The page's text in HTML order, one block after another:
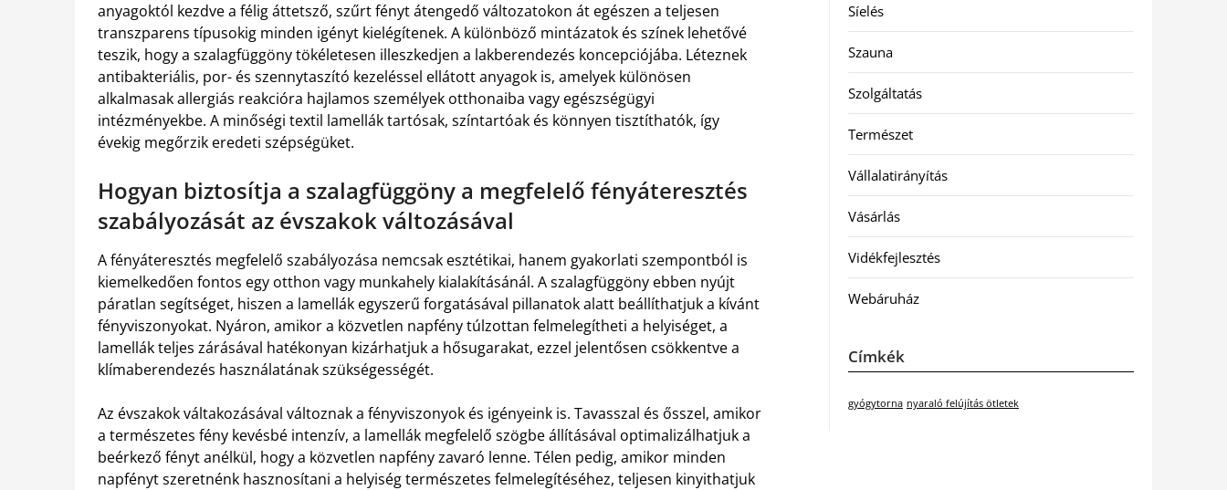
anyagoktól kezdve a félig áttetsző, szűrt fényt átengedő változatokon át egészen a teljesen
transzparens típusokig minden igényt kielégítenek. A különböző mintázatok és színek lehetővé
teszik, hogy a szalagfüggöny tökéletesen illeszkedjen a lakberendezés koncepciójába. Léteznek
antibakteriális, por- és szennytaszító kezeléssel ellátott anyagok is, amelyek különösen
alkalmasak allergiás reakcióra hajlamos személyek otthonaiba vagy egészségügyi
intézményekbe. A minőségi textil lamellák tartósak, színtartóak és könnyen tisztíthatók, így
évekig megőrzik eredeti szépségüket.
Hogyan biztosítja a szalagfüggöny a megfelelő fényáteresztés
szabályozását az évszakok változásával
A fényáteresztés megfelelő szabályozása nemcsak esztétikai, hanem gyakorlati szempontból is
kiemelkedően fontos egy otthon vagy munkahely kialakításánál. A szalagfüggöny ebben nyújt
páratlan segítséget, hiszen a lamellák egyszerű forgatásával pillanatok alatt beállíthatjuk a kívánt
fényviszonyokat. Nyáron, amikor a közvetlen napfény túlzottan felmelegítheti a helyiséget, a
lamellák teljes zárásával hatékonyan kizárhatjuk a hősugarakat, ezzel jelentősen csökkentve a
klímaberendezés használatának szükségességét.
Az évszakok váltakozásával változnak a fényviszonyok és igényeink is. Tavasszal és ősszel, amikor
a természetes fény kevésbé intenzív, a lamellák megfelelő szögbe állításával optimalizálhatjuk a
beérkező fényt anélkül, hogy a közvetlen napfény zavaró lenne. Télen pedig, amikor minden
napfényt szeretnénk hasznosítani a helyiség természetes felmelegítéséhez, teljesen kinyithatjuk
Síelés
Szauna
Szolgáltatás
Természet
Vállalatirányítás
Vásárlás
Vidékfejlesztés
Webáruház
Címkék
gyógytorna nyaraló felújítás ötletek